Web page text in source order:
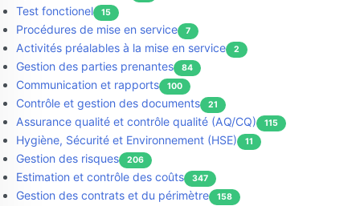
Test fonctionel 15
Procédures de mise en service 7
Activités préalables à la mise en service 2
Gestion des parties prenantes 84
Communication et rapports 100
Contrôle et gestion des documents 21
Assurance qualité et contrôle qualité (AQ/CQ) 115
Hygiène, Sécurité et Environnement (HSE) 11
Gestion des risques 206
Estimation et contrôle des coûts 347
Gestion des contrats et du périmètre 158